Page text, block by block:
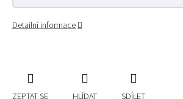
Detailní informace
ZEPTAT SE HLÍDAT SDÍLET